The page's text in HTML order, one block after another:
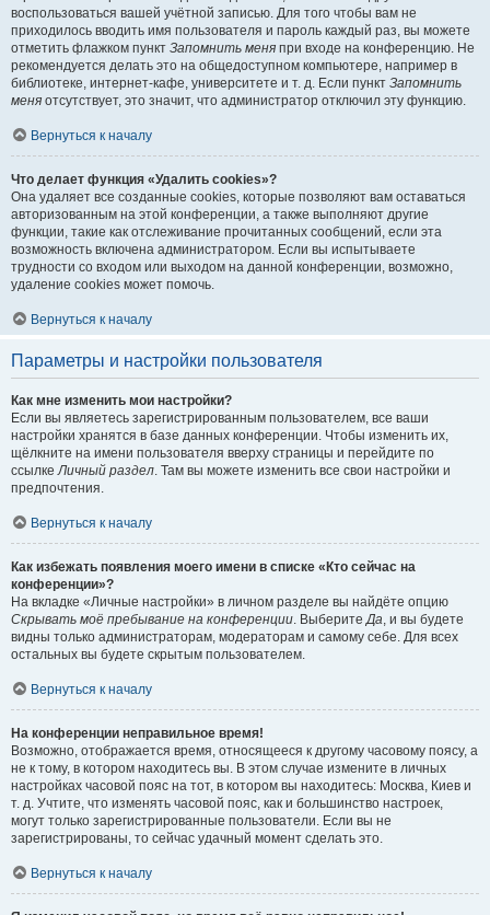
воспользоваться вашей учётной записью. Для того чтобы вам не
приходилось вводить имя пользователя и пароль каждый раз, вы можете
отметить флажком пункт Запомнить меня при входе на конференцию. Не
рекомендуется делать это на общедоступном компьютере, например в
библиотеке, интернет-кафе, университете и т. д. Если пункт Запомнить
меня отсутствует, это значит, что администратор отключил эту функцию.
Вернуться к началу
Что делает функция «Удалить cookies»?
Она удаляет все созданные cookies, которые позволяют вам оставаться
авторизованным на этой конференции, а также выполняют другие
функции, такие как отслеживание прочитанных сообщений, если эта
возможность включена администратором. Если вы испытываете
трудности со входом или выходом на данной конференции, возможно,
удаление cookies может помочь.
Вернуться к началу
Параметры и настройки пользователя
Как мне изменить мои настройки?
Если вы являетесь зарегистрированным пользователем, все ваши
настройки хранятся в базе данных конференции. Чтобы изменить их,
щёлкните на имени пользователя вверху страницы и перейдите по
ссылкеЛичный раздел. Там вы можете изменить все свои настройки и
предпочтения.
Вернуться к началу
Как избежать появления моего имени в списке «Кто сейчас на
конференции»?
На вкладке «Личные настройки» в личном разделе вы найдёте опцию
Скрывать моё пребывание на конференции. ВыберитеДа, и вы будете
видны только администраторам, модераторам и самому себе. Для всех
остальных вы будете скрытым пользователем.
Вернуться к началу
На конференции неправильное время!
Возможно, отображается время, относящееся к другому часовому поясу, а
не к тому, в котором находитесь вы. В этом случае измените в личных
настройках часовой пояс на тот, в котором вы находитесь: Москва, Киев и
т. д. Учтите, что изменять часовой пояс, как и большинство настроек,
могут только зарегистрированные пользователи. Если вы не
зарегистрированы, то сейчас удачный момент сделать это.
Вернуться к началу